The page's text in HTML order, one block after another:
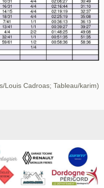
Louis Cadroas; Tableau/karim)